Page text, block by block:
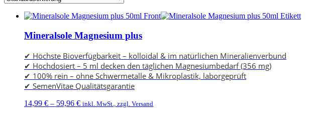
Mineralsole Magnesium plus
✔ Höchste Bioverfügbarkeit – kolloidal & im natürlichen Mineralienverbund
✔ Hochdosiert – 5 ml decken den täglichen Magnesiumbedarf (356 mg)
✔ 100% rein – ohne Schwermetalle & Mikroplastik, laborgeprüft
✔ SemenVitae Qualitätsgarantie
14,99 € – 59,96 € inkl. MwSt., zzgl. Versand